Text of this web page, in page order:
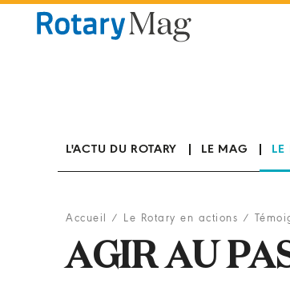
L'ACTU DU ROTARY LE MAG LE
Accueil / Le Rotary en actions /
AGIR AU
Panneau de gestion des cookies